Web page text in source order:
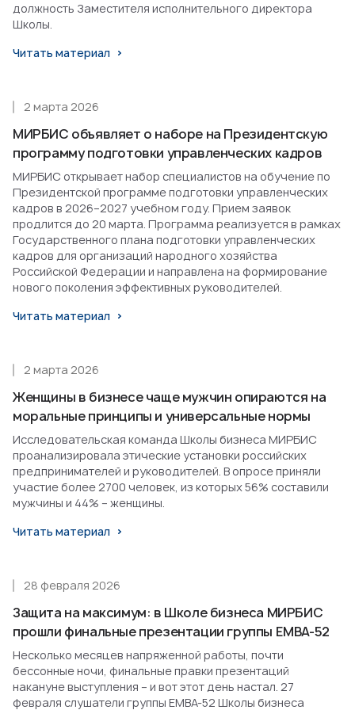
должность Заместителя исполнительного директора
Школы.
Читать материал
МИРБИС объявляет о наборе на Президентскую
программу подготовки управленческих кадров
2 марта 2026
МИРБИС открывает набор специалистов на обучение по
Президентской программе подготовки управленческих
кадров в 2026–2027 учебном году. Прием заявок
продлится до 20 марта. Программа реализуется в рамках
Государственного плана подготовки управленческих
кадров для организаций народного хозяйства
Российской Федерации и направлена на формирование
нового поколения эффективных руководителей.
Читать материал
Женщины в бизнесе чаще мужчин опираются на
моральные принципы и универсальные нормы
2 марта 2026
Исследовательская команда Школы бизнеса МИРБИС
проанализировала этические установки российских
предпринимателей и руководителей. В опросе приняли
участие более 2700 человек, из которых 56% составили
мужчины и 44% – женщины.
Читать материал
Защита на максимум: в Школе бизнеса МИРБИС
прошли финальные презентации группы EMBA-52
28 февраля 2026
Несколько месяцев напряженной работы, почти
бессонные ночи, финальные правки презентаций
накануне выступления – и вот этот день настал. 27
февраля слушатели группы EMBA-52 Школы бизнеса